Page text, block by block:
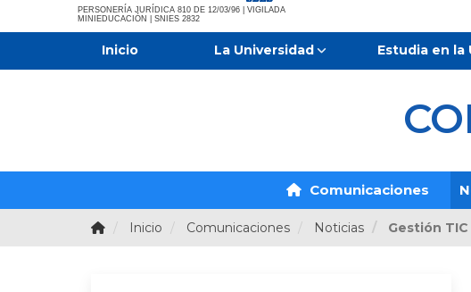
PERSONERÍA JURÍDICA 810 DE 12/03/96 | VIGILADA
MINIEDUCACIÓN | SNIES 2832
Inicio La Universidad Estudia en la
Comunicaciones
Inicio Comunicaciones Noticias Gestión TIC